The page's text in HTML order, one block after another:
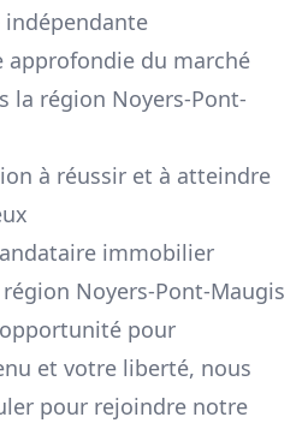
approfondie du marché
la région Noyers-Pont-
à réussir et à atteindre
immobilier
Noyers-Pont-Maugis
pour
et votre liberté, nous
pour rejoindre notre